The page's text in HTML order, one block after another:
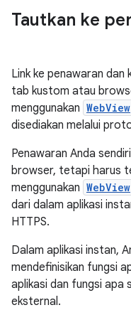
Tautkan ke
Link ke penawaran
tab kustom atau
menggunakan WebView
disediakan melalui
Penawaran Anda
browser, tetapi harus
menggunakan WebView
dari dalam aplikasi
HTTPS.
Dalam aplikasi instan,
mendefinisikan fungsi
aplikasi dan fungsi apa
eksternal.